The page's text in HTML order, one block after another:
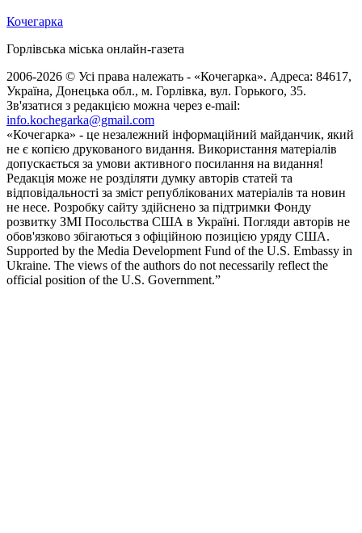
Кочегарка
Горлівська міська онлайн-газета
2006-2026 © Усі права належать - «Кочегарка». Адреса: 84617,
Україна, Донецька обл., м. Горлівка, вул. Горького, 35.
Зв'язатися з редакцією можна через e-mail:
info.kochegarka@gmail.com
«Кочегарка» - це незалежний інформаційний майданчик, який
не є копією друкованого видання. Використання матеріалів
допускається за умови активного посилання на видання!
Редакція може не розділяти думку авторів статей та
відповідальності за зміст републікованих матеріалів та новин
не несе. Розробку сайту здійснено за підтримки Фонду
розвитку ЗМІ Посольства США в Україні. Погляди авторів не
обов'язково збігаються з офіційною позицією уряду США.
Supported by the Media Development Fund of the U.S. Embassy in
Ukraine. The views of the authors do not necessarily reflect the
official position of the U.S. Government.”